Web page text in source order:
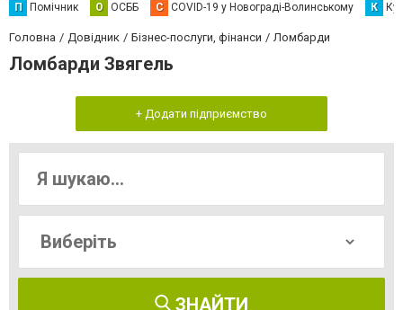
П Помічник О ОСББ C COVID-19 у Новограді-Волинському К
Головна Довідник Бізнес-послуги, фінанси Ломбарди
Ломбарди Звягель
+ Додати підприємство
ЗНАЙТИ